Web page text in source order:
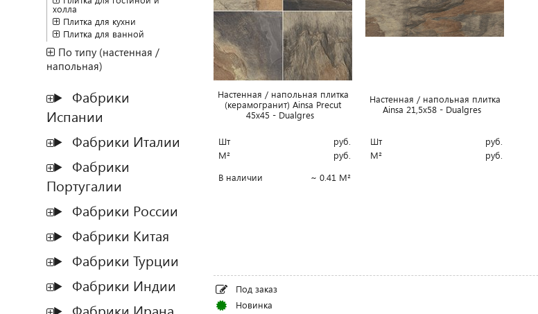
холла
Плитка для кухни
Плитка для ванной
По типу (настенная /
напольная)
Фабрики
Испании
Фабрики Италии
Фабрики
Португалии
Фабрики России
Фабрики Китая
Фабрики Турции
Фабрики Индии
Настенная / напольная плитка
(керамогранит) Ainsa Precut
45x45 - Dualgres
Шт
руб.
М²
руб.
В наличии
~ 0.41 М²
Настенная / напольная плитка
Ainsa 21,5x58 - Dualgres
Шт
руб.
М²
руб.
Под заказ
Новинка